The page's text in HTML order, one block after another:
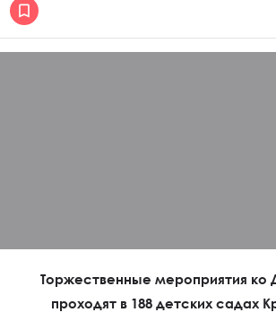
Торжественные мероприятия
проходят в 188 детских садах